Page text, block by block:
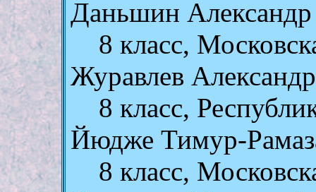
Даньшин Александр
8 класс,
Журавлев
8 класс,
Йюдже Тимур-
8 класс,